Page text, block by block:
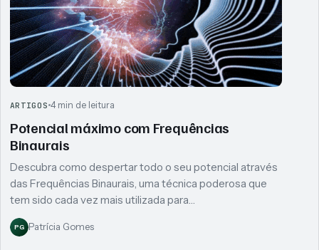
ARTIGOS 4 min de leitura
Potencial máximo com Frequências
Binaurais
Descubra como despertar todo o seu potencial através
das Frequências Binaurais, uma técnica poderosa que
tem sido cada vez mais utilizada para…
PG Patrícia Gomes